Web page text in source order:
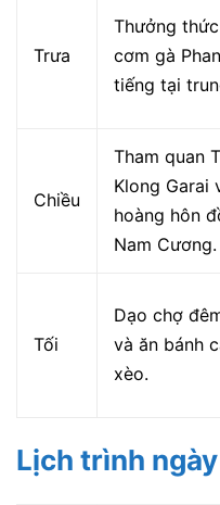
Trưa
Thưởng
cơm gà
tiếng tại
Chiều
Tham quan
Klong Garai
hoàng hôn
Nam Cương.
Tối
Dạo chợ
và ăn bánh
xèo.
Lịch trình